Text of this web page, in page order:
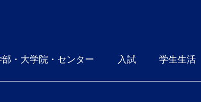
部・大学院・センター 入試 学生生活